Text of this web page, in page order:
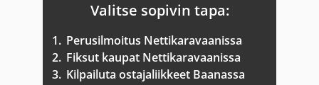
Valitse sopivin tapa:
1. Perusilmoitus Nettikaravaanissa
2. Fiksut kaupat Nettikaravaanissa
3. Kilpailuta ostajaliikkeet Baanassa